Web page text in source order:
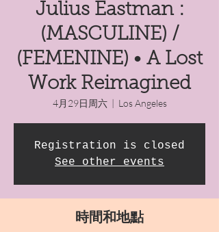
Julius Eastman :
(MASCULINE) /
(FEMENINE) • A Lost
Work Reimagined
4月29日周六
  |
Los Angeles
Registration is closed
See other events
時間和地點